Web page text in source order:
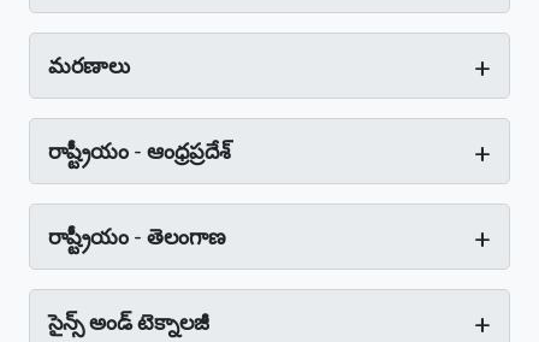
మరణాలు +
రాష్ట్రీయం - ఆంధ్రప్రదేశ్‌ +
రాష్ట్రీయం - తెలంగాణ +
సైన్స్‌ అండ్‌ టెక్నాలజీ +